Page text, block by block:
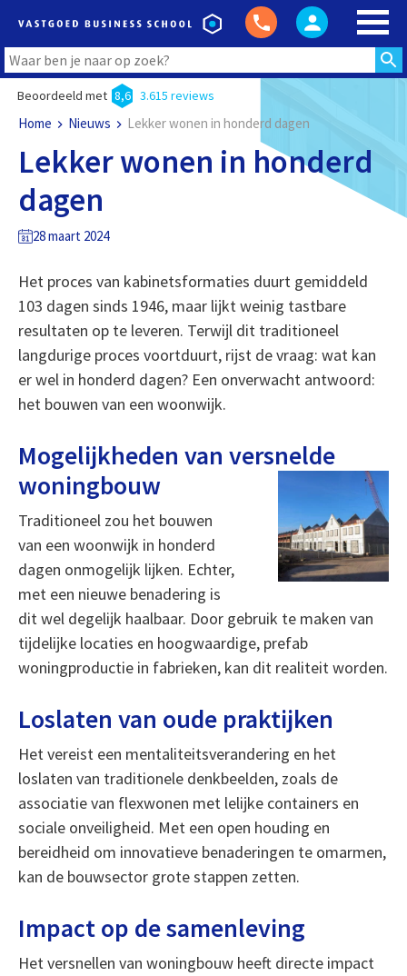
Beoordeeld met 8,6 3.615 reviews
Home Nieuws Lekker wonen in honderd dagen
Lekker wonen in honderd
dagen
28 maart 2024
Het proces van kabinetsformaties duurt gemiddeld
103 dagen sinds 1946, maar lijkt weinig tastbare
resultaten op te leveren. Terwijl dit traditioneel
langdurige proces voortduurt, rijst de vraag: wat kan
er wel in honderd dagen? Een onverwacht antwoord:
het bouwen van een woonwijk.
Mogelijkheden van versnelde
woningbouw
Traditioneel zou het bouwen
van een woonwijk in honderd
dagen onmogelijk lijken. Echter,
met een nieuwe benadering is
dit wel degelijk haalbaar. Door gebruik te maken van
tijdelijke locaties en hoogwaardige, prefab
woningproductie in fabrieken, kan dit realiteit worden.
Loslaten van oude praktijken
Het vereist een mentaliteitsverandering en het
loslaten van traditionele denkbeelden, zoals de
associatie van flexwonen met lelijke containers en
sociale onveiligheid. Met een open houding en
bereidheid om innovatieve benaderingen te omarmen,
kan de bouwsector grote stappen zetten.
Impact op de samenleving
Het versnellen van woningbouw heeft directe impact